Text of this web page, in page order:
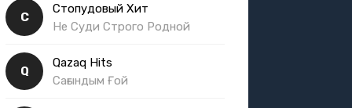
С
Стопудовый Хит
Не Суди Строго Родной
Q
Qazaq Hits
Сағындым Ғой